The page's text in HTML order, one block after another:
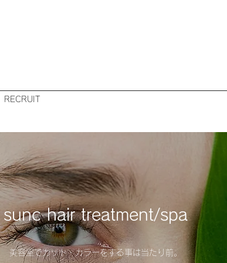
RECRUIT
sunc hair treatment/spa
美容室でカット・カラーをする事は当たり前。